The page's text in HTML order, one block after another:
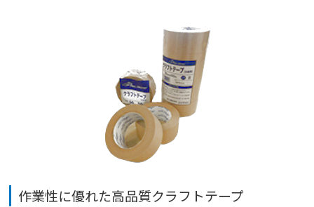
作業性に優れた高品質クラフトテープ